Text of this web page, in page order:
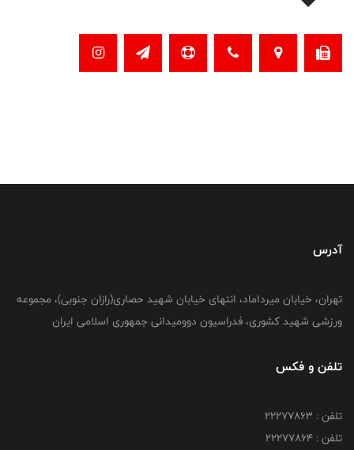
آدرس
تهران، خیابان میرداماد، انتهای خیابان شهید حصاری(رازان جنوبی)، مجموعه
ورزشی شهید کشوری، فدراسیون دوومیدانی جمهوری اسلامی ایران
تلفن و فکس
تلفن : 22277863
تلفن : 22277864